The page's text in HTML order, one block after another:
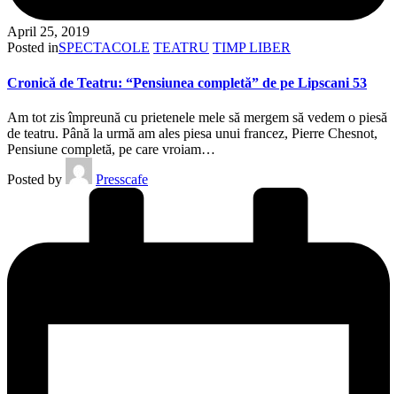
April 25, 2019
Posted inSPECTACOLE TEATRU TIMP LIBER
Cronică de Teatru: “Pensiunea completă” de pe Lipscani 53
Am tot zis împreună cu prietenele mele să mergem să vedem o piesă
de teatru. Până la urmă am ales piesa unui francez, Pierre Chesnot,
Pensiune completă, pe care vroiam…
Posted by
Presscafe